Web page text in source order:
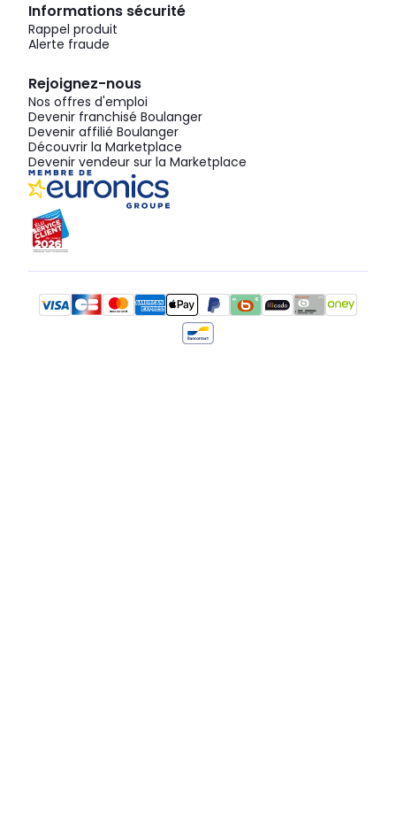
Informations sécurité
Rappel produit
Alerte fraude
Rejoignez-nous
Nos offres d'emploi
Devenir franchisé Boulanger
Devenir affilié Boulanger
Découvrir la Marketplace
Devenir vendeur sur la Marketplace